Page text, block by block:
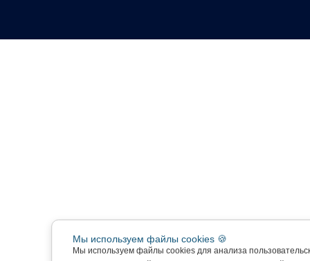
Мы используем файлы cookies 🍪
Мы используем файлы cookies для анализа